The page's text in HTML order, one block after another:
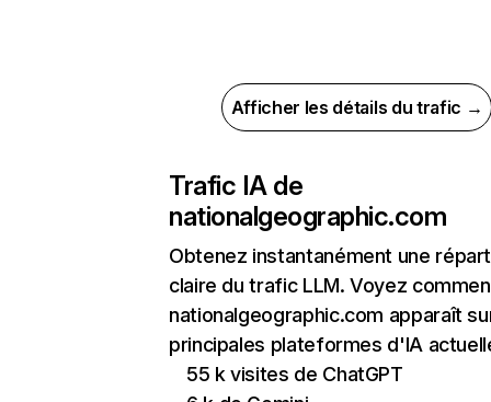
Afficher les détails du trafic →
Trafic IA de
nationalgeographic.com
Obtenez instantanément une
claire du trafic LLM. Voyez
nationalgeographic.com apparaît
principales plateformes d'IA
55 k visites de ChatGPT